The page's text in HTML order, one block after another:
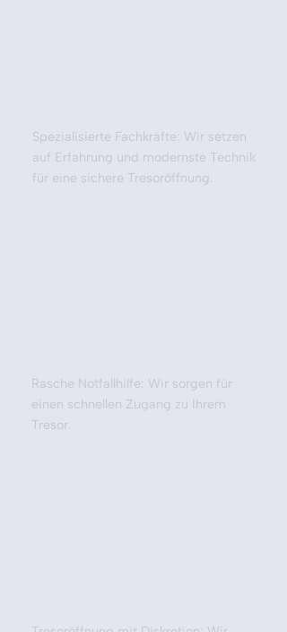
Spezialisierte Fachkräfte: Wir setzen
auf Erfahrung und modernste Technik
für eine sichere Tresoröffnung.
Rasche Notfallhilfe: Wir sorgen für
einen schnellen Zugang zu Ihrem
Tresor.